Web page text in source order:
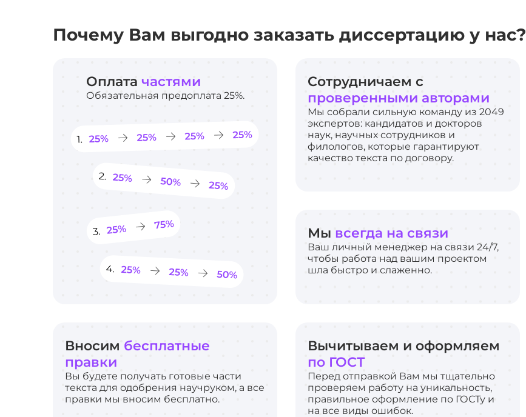
Почему Вам выгодно заказать диссертацию у нас?
Оплата частями
Обязательная предоплата 25%.
Вносим бесплатные
правки
Вы будете получать готовые части
текста для одобрения научруком, а все
правки мы вносим бесплатно.
Сотрудничаем с
проверенными авторами
Мы собрали сильную команду из 2049
экспертов: кандидатов и докторов
наук, научных сотрудников и
филологов, которые гарантируют
качество текста по договору.
Мы всегда на связи
Ваш личный менеджер на связи 24/7,
чтобы работа над вашим проектом
шла быстро и слаженно.
Вычитываем и оформляем
по ГОСТ
Перед отправкой Вам мы тщательно
проверяем работу на уникальность,
правильное оформление по ГОСТу и
на все виды ошибок.